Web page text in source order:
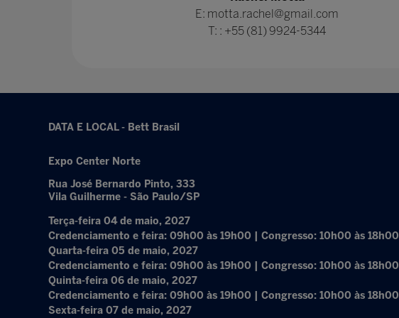
E: motta.rachel@gmail.com
T: : +55 (81) 9924-5344
DATA E LOCAL - Bett Brasil
Expo Center Norte
Rua José Bernardo Pinto, 333
Vila Guilherme - São Paulo/SP
Terça-feira 04 de maio, 2027
Credenciamento e feira: 09h00 às 19h00 | Congresso: 10h00 às 18h00
Quarta-feira 05 de maio, 2027
Credenciamento e feira: 09h00 às 19h00 | Congresso: 10h00 às 18h00
Quinta-feira 06 de maio, 2027
Credenciamento e feira: 09h00 às 19h00 | Congresso: 10h00 às 18h00
Sexta-feira 07 de maio, 2027